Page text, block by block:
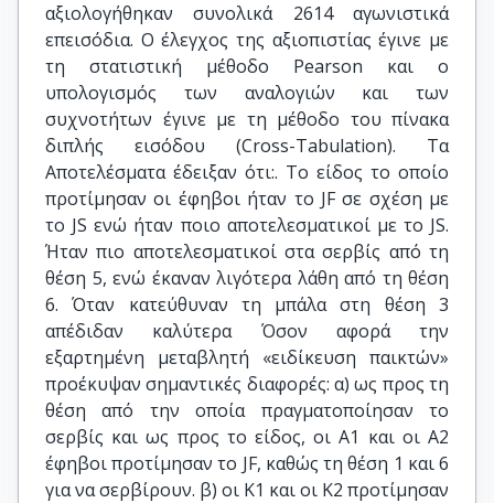
αξιολογήθηκαν συνολικά 2614 αγωνιστικά
επεισόδια. Ο έλεγχος της αξιοπιστίας έγινε με
τη στατιστική μέθοδο Pearson και ο
υπολογισμός των αναλογιών και των
συχνοτήτων έγινε με τη μέθοδο του πίνακα
διπλής εισόδου (Cross-Tabulation). Τα
Αποτελέσματα έδειξαν ότι:. Το είδος το οποίο
προτίμησαν οι έφηβοι ήταν το JF σε σχέση με
το JS ενώ ήταν ποιο αποτελεσματικοί με το JS.
Ήταν πιο αποτελεσματικοί στα σερβίς από τη
θέση 5, ενώ έκαναν λιγότερα λάθη από τη θέση
6. Όταν κατεύθυναν τη μπάλα στη θέση 3
απέδιδαν καλύτερα Όσον αφορά την
εξαρτημένη μεταβλητή «ειδίκευση παικτών»
προέκυψαν σημαντικές διαφορές: α) ως προς τη
θέση από την οποία πραγματοποίησαν το
σερβίς και ως προς το είδος, οι Α1 και οι Α2
έφηβοι προτίμησαν το JF, καθώς τη θέση 1 και 6
για να σερβίρουν. β) οι Κ1 και οι Κ2 προτίμησαν